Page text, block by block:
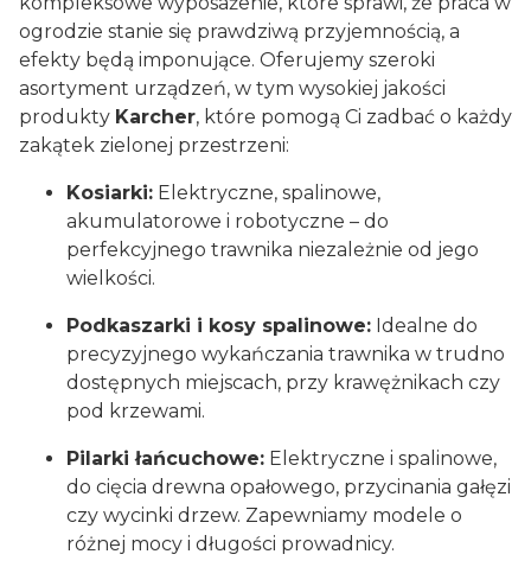
ogrodzie stanie się prawdziwą przyjemnością, a
efekty będą imponujące. Oferujemy szeroki
asortyment urządzeń, w tym wysokiej jakości
produkty Karcher, które pomogą Ci zadbać o każdy
zakątek zielonej przestrzeni:
Kosiarki: Elektryczne, spalinowe,
akumulatorowe i robotyczne – do
perfekcyjnego trawnika niezależnie od jego
wielkości.
Podkaszarki i kosy spalinowe: Idealne do
precyzyjnego wykańczania trawnika w trudno
dostępnych miejscach, przy krawężnikach czy
pod krzewami.
Pilarki łańcuchowe: Elektryczne i spalinowe,
do cięcia drewna opałowego, przycinania gałęzi
czy wycinki drzew. Zapewniamy modele o
różnej mocy i długości prowadnicy.